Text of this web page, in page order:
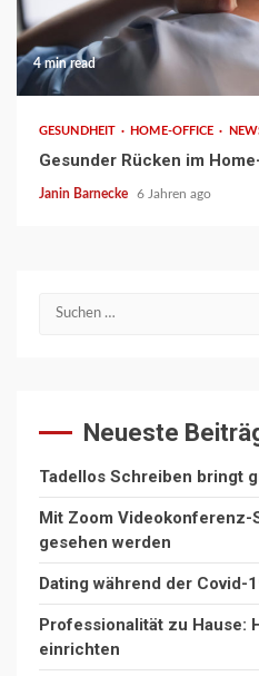
4 min read
GESUNDHEIT HOME-OFFICE
Gesunder Rücken im
Janin Barnecke 6 Jahren ago
Suchen
Neueste
Tadellos Schreiben bringt
Mit Zoom Videokonferenz-
gesehen werden
Dating während der Covid-
Professionalität zu Hause:
einrichten